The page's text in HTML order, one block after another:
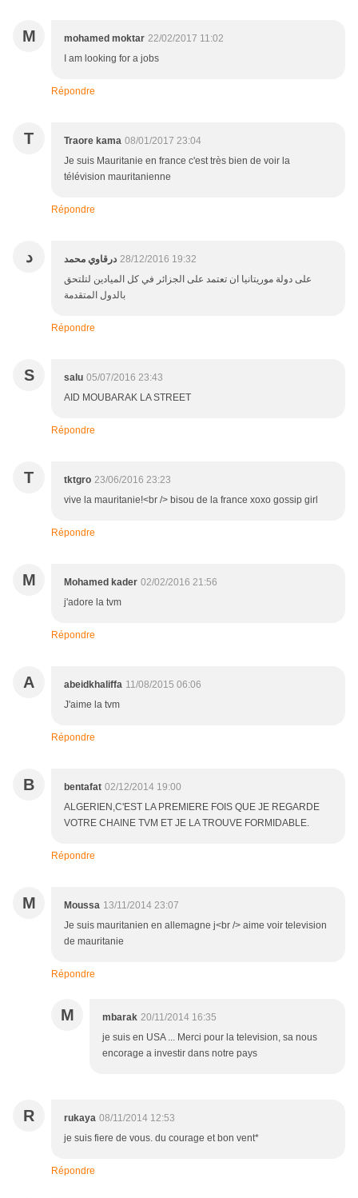
M mohamed moktar 22/02/2017 11:02
I am looking for a jobs
Répondre
T Traore kama 08/01/2017 23:04
Je suis Mauritanie en france c'est très bien de voir la
télévision mauritanienne
Répondre
د درقاوي محمد 28/12/2016 19:32
على دولة موريتانيا ان تعتمد على الجزائر في كل الميادين لتلتحق
بالدول المتقدمة
Répondre
S salu 05/07/2016 23:43
AID MOUBARAK LA STREET
Répondre
T tktgro 23/06/2016 23:23
vive la mauritanie!<br /> bisou de la france xoxo gossip girl
Répondre
M Mohamed kader 02/02/2016 21:56
j'adore la tvm
Répondre
A abeidkhaliffa 11/08/2015 06:06
J'aime la tvm
Répondre
B bentafat 02/12/2014 19:00
ALGERIEN,C'EST LA PREMIERE FOIS QUE JE REGARDE
VOTRE CHAINE TVM ET JE LA TROUVE FORMIDABLE.
Répondre
M Moussa 13/11/2014 23:07
Je suis mauritanien en allemagne j<br /> aime voir television
de mauritanie
Répondre
M mbarak 20/11/2014 16:35
je suis en USA ... Merci pour la television, sa nous
encorage a investir dans notre pays
R rukaya 08/11/2014 12:53
je suis fiere de vous. du courage et bon vent*
Répondre